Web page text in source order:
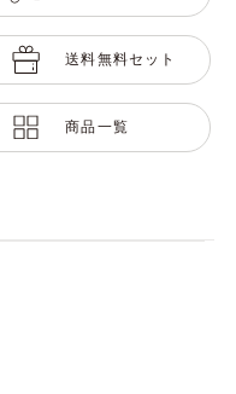
送料無料セット
商品一覧